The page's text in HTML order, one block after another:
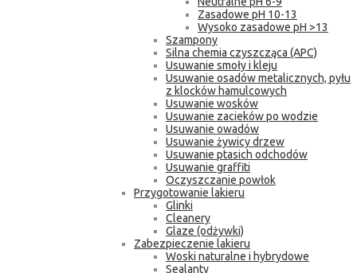
Zasadowe pH 10-13
Wysoko zasadowe pH >13
Szampony
Silna chemia czyszcząca (APC)
Usuwanie smoły i kleju
Usuwanie osadów metalicznych, pyłu
z klocków hamulcowych
Usuwanie wosków
Usuwanie zacieków po wodzie
Usuwanie owadów
Usuwanie żywicy drzew
Usuwanie ptasich odchodów
Usuwanie graffiti
Oczyszczanie powłok
Przygotowanie lakieru
Glinki
Cleanery
Glaze (odżywki)
Zabezpieczenie lakieru
Woski naturalne i hybrydowe
Sealanty